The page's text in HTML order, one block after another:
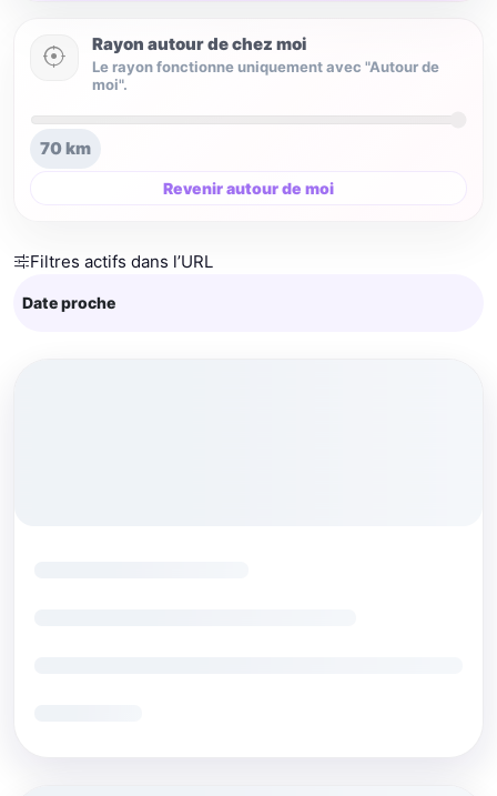
Rayon autour de chez moi
Le rayon fonctionne uniquement avec "Autour de
moi".
70 km
Revenir autour de moi
Filtres actifs dans l’URL